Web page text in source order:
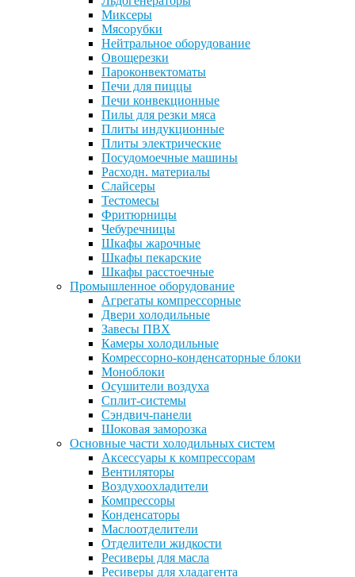
Миксеры
Мясорубки
Нейтральное оборудование
Овощерезки
Пароконвектоматы
Печи для пиццы
Печи конвекционные
Пилы для резки мяса
Плиты индукционные
Плиты электрические
Посудомоечные машины
Расходн. материалы
Слайсеры
Тестомесы
Фритюрницы
Чебуречницы
Шкафы жарочные
Шкафы пекарские
Шкафы расстоечные
Промышленное оборудование
Агрегаты компрессорные
Двери холодильные
Завесы ПВХ
Камеры холодильные
Комрессорно-конденсаторные блоки
Моноблоки
Осушители воздуха
Сплит-системы
Сэндвич-панели
Шоковая заморозка
Основные части холодильных систем
Аксессуары к компрессорам
Вентиляторы
Воздухоохладители
Компрессоры
Конденсаторы
Маслоотделители
Отделители жидкости
Ресиверы для масла
Ресиверы для хладагента